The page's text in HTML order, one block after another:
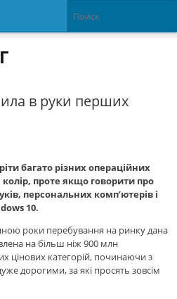
в руки перших
багато різних операційних
проте якщо говорити про
персональних комп’ютерів і
10.
роки перебування на ринку дана
​​на більш ніж 900 млн
цінових категорій, починаючи з
дорогими, за які просять зовсім